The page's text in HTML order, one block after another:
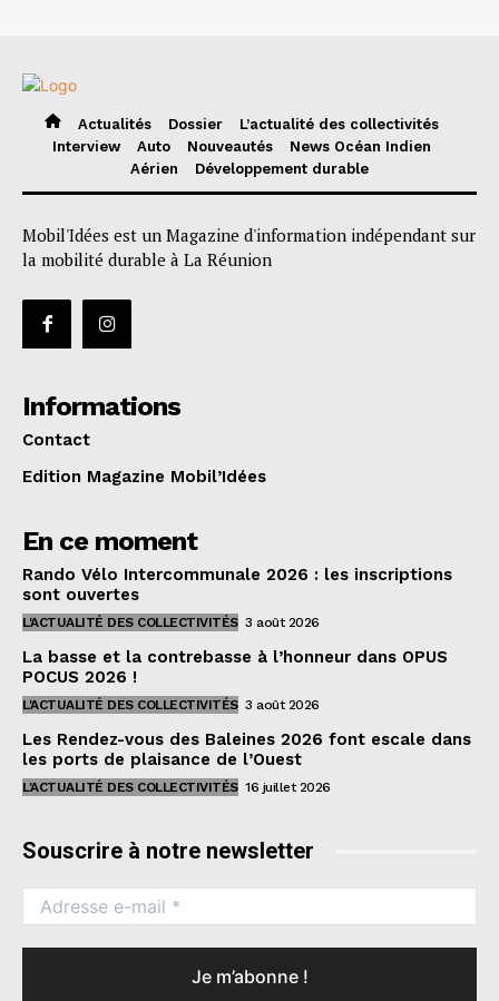
Actualités Dossier
L’actualité des collectivités
Interview
Auto Nouveautés
News Océan Indien
Aérien
Développement durable
Mobil'Idées est un Magazine d'information indépendant sur
la mobilité durable à La Réunion
Informations
Contact
Edition Magazine Mobil’Idées
En ce moment
Rando Vélo Intercommunale 2026 : les inscriptions
sont ouvertes
L'ACTUALITÉ DES COLLECTIVITÉS 3 août 2026
La basse et la contrebasse à l’honneur dans OPUS
POCUS 2026 !
L'ACTUALITÉ DES COLLECTIVITÉS 3 août 2026
Les Rendez-vous des Baleines 2026 font escale dans
les ports de plaisance de l’Ouest
L'ACTUALITÉ DES COLLECTIVITÉS 16 juillet 2026
Souscrire à notre newsletter